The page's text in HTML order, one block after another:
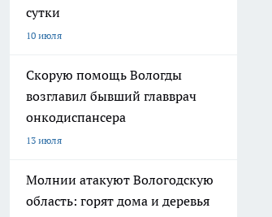
сутки
10 июля
Скорую помощь Вологды
возглавил бывший главврач
онкодиспансера
13 июля
Молнии атакуют Вологодскую
область: горят дома и деревья